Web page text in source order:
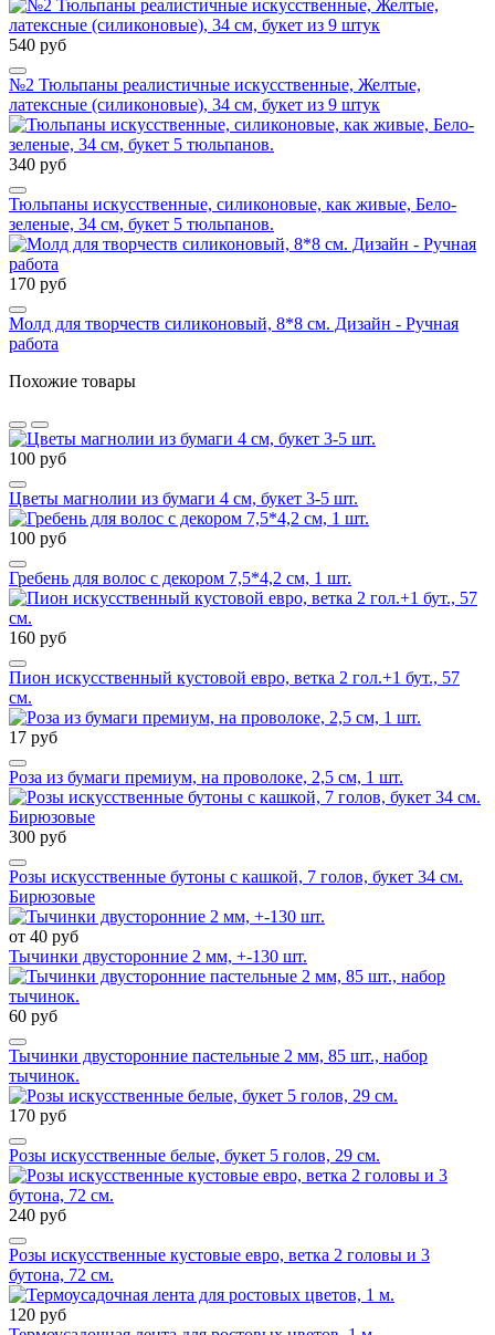
540 руб
№2 Тюльпаны реалистичные искусственные, Желтые,
латексные (силиконовые), 34 см, букет из 9 штук
340 руб
Тюльпаны искусственные, силиконовые, как живые, Бело-
зеленые, 34 см, букет 5 тюльпанов.
170 руб
Молд для творчеств силиконовый, 8*8 см. Дизайн - Ручная
работа
Похожие товары
100 руб
Цветы магнолии из бумаги 4 см, букет 3-5 шт.
100 руб
Гребень для волос с декором 7,5*4,2 см, 1 шт.
160 руб
Пион искусственный кустовой евро, ветка 2 гол.+1 бут., 57
см.
17 руб
Роза из бумаги премиум, на проволоке, 2,5 см, 1 шт.
300 руб
Розы искусственные бутоны с кашкой, 7 голов, букет 34 см.
Бирюзовые
от 40 руб
Тычинки двусторонние 2 мм, +-130 шт.
60 руб
Тычинки двусторонние пастельные 2 мм, 85 шт., набор
тычинок.
170 руб
Розы искусственные белые, букет 5 голов, 29 см.
240 руб
Розы искусственные кустовые евро, ветка 2 головы и 3
бутона, 72 см.
120 руб